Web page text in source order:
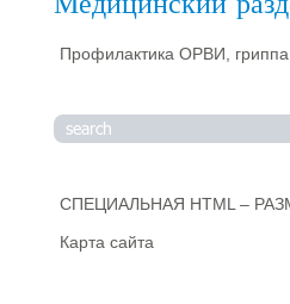
Профилактика ОРВИ, гриппа
СПЕЦИАЛЬНАЯ HTML –
Карта сайта